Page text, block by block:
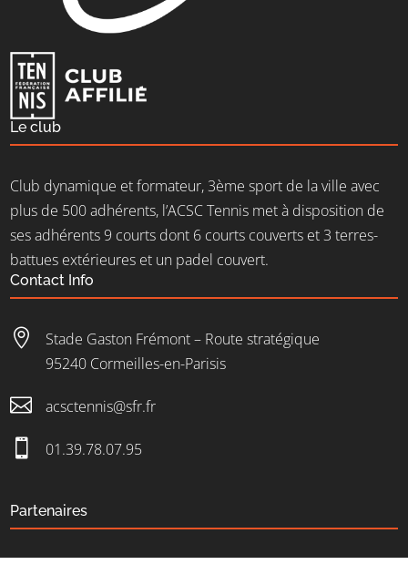
Le club
Club dynamique et formateur, 3ème sport de la ville avec
plus de 500 adhérents, l’ACSC Tennis met à disposition de
ses adhérents 9 courts dont 6 courts couverts et 3 terres-
battues extérieures et un padel couvert.
Contact Info

Stade Gaston Frémont – Route stratégique
95240 Cormeilles-en-Parisis
 acsctennis@sfr.fr
 01.39.78.07.95
Partenaires